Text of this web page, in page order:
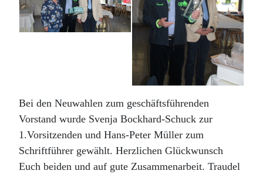
Bei den Neuwahlen zum geschäftsführenden
Vorstand wurde Svenja Bockhard-Schuck zur
1.Vorsitzenden und Hans-Peter Müller zum
Schriftführer gewählt. Herzlichen Glückwunsch
Euch beiden und auf gute Zusammenarbeit. Traudel